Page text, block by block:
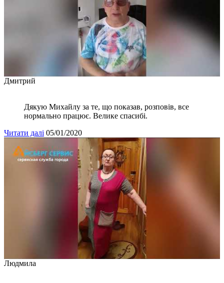
Дмитрий
Дякую Михайлу за те, що показав, розповів, все
нормально працює. Велике спасибі.
Читати далі 05/01/2020
Людмила